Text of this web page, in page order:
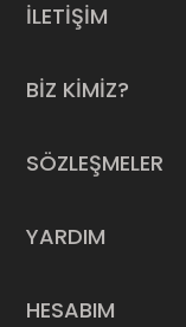
İLETİŞİM
BİZ KİMİZ?
SÖZLEŞMELER
YARDIM
HESABIM